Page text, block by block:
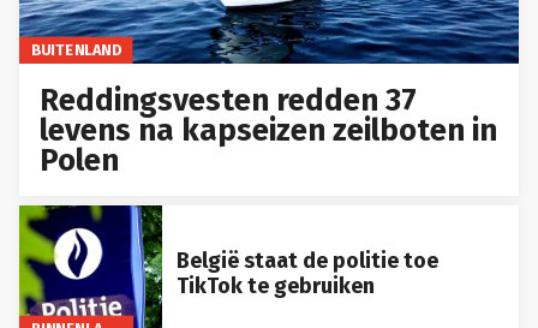
BUITENLAND
Reddingsvesten redden 37
levens na kapseizen zeilboten in
Polen
België staat de politie toe
TikTok te gebruiken